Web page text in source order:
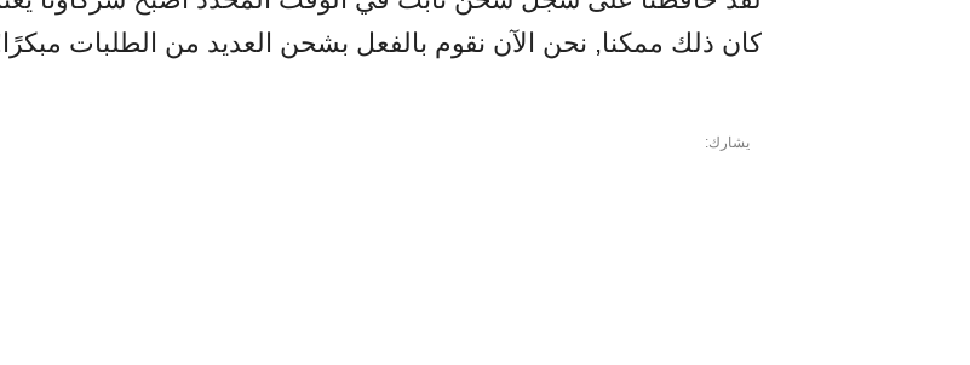
كان ذلك ممكنا, نحن الآن نقوم بالفعل بشحن العديد من الطلبات
يشارك: